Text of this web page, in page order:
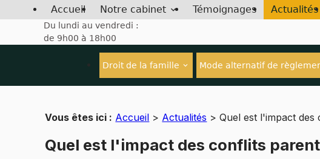
Accueil Notre cabinet Témoignages Actualités
Du lundi au vendredi :
de 9h00 à 18h00
Droit de la famille Mode alternatif de
Vous êtes ici : Accueil > Actualités > Quel est l'impact
Quel est l'impact des conflits
Panneau de gestion des cookies